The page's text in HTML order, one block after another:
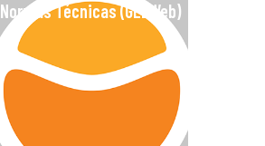
Normas Técnicas (GEDWeb)